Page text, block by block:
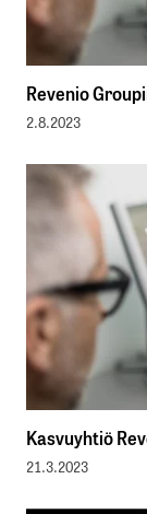
Revenio
2.8.2023
Kasvuyhtiö
21.3.2023